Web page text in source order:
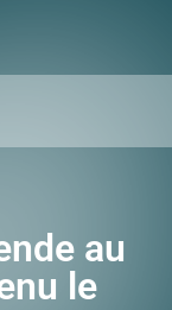
au
le